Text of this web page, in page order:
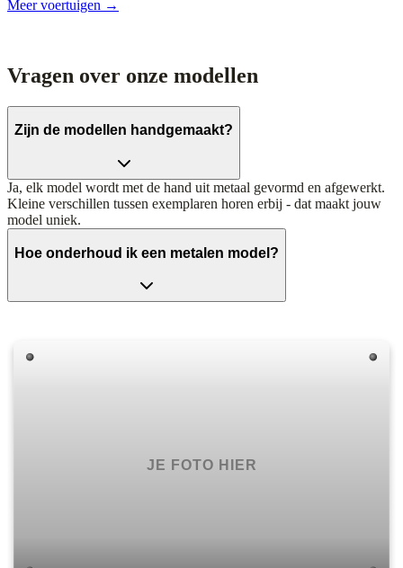
Meer voertuigen →
Vragen over onze modellen
Zijn de modellen handgemaakt?
Ja, elk model wordt met de hand uit metaal gevormd en afgewerkt.
Kleine verschillen tussen exemplaren horen erbij - dat maakt jouw
model uniek.
Hoe onderhoud ik een metalen model?